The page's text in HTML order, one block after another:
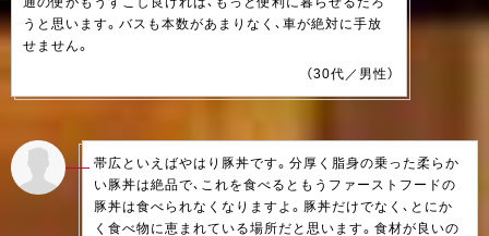
うと思います。バスも本数があまりなく、車が絶対に手放
せません。
（30代／男性）
帯広といえばやはり豚丼です。分厚く脂身の乗った柔らか
い豚丼は絶品で、これを食べるともうファーストフードの
豚丼は食べられなくなりますよ。豚丼だけでなく、とにか
く食べ物に恵まれている場所だと思います。食材が良いの